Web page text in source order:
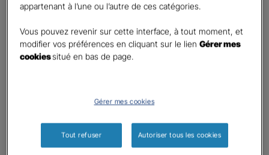
Profession libérale
Téléphone
United
Informations complémentaires (facultatif)
appartenant à l’une ou l’autre de ces catégories.
Vous pouvez revenir sur cette interface, à tout moment, et
modifier vos préférences en cliquant sur le lienGérer mes
cookiessitué en bas de page.
Gérer mes cookies
Tout refuser Autoriser tous les cookies